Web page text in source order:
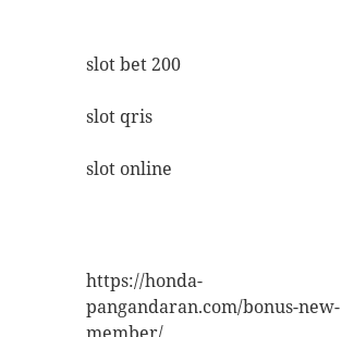
slot bet 200
slot qris
slot online
https://honda-
pangandaran.com/bonus-new-